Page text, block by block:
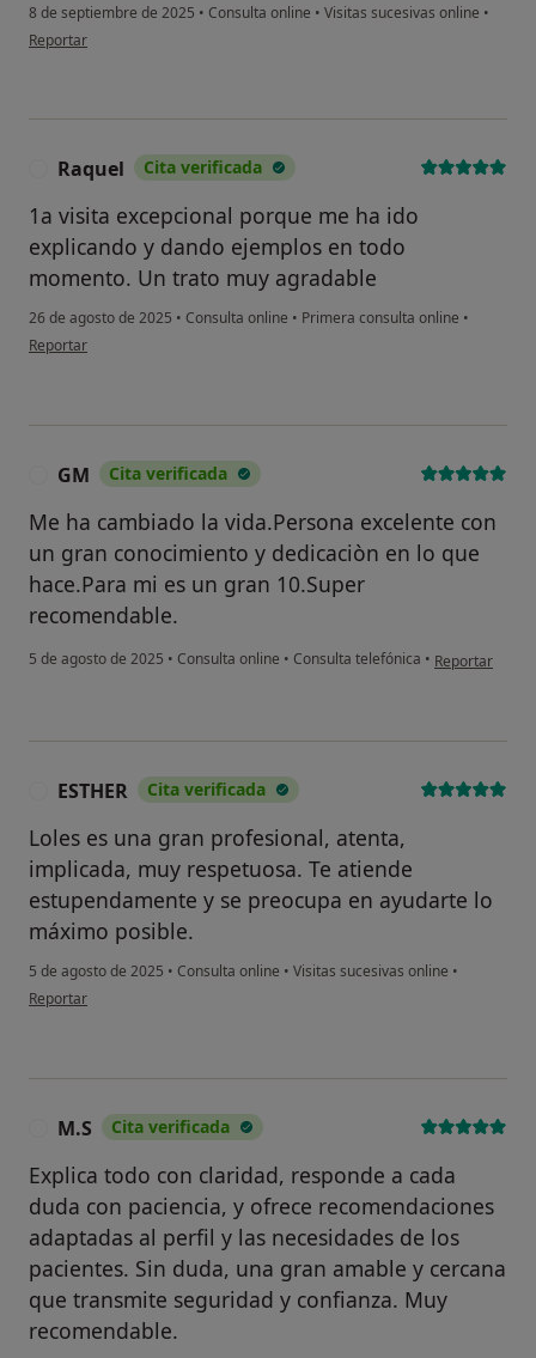
8 de septiembre de 2025 • Consulta online • Visitas sucesivas online •
en opinión del usuario MMH
Reportar
Raquel Cita verificada
1a visita excepcional porque me ha ido
explicando y dando ejemplos en todo
momento. Un trato muy agradable
26 de agosto de 2025 • Consulta online • Primera consulta online •
en opinión del usuario Raquel
Reportar
GM Cita verificada
Me ha cambiado la vida.Persona excelente con
un gran conocimiento y dedicaciòn en lo que
hace.Para mi es un gran 10.Super
recomendable.
5 de agosto de 2025 • Consulta online • Consulta telefónica • en opinión del
Reportar
ESTHER Cita verificada
Loles es una gran profesional, atenta,
implicada, muy respetuosa. Te atiende
estupendamente y se preocupa en ayudarte lo
máximo posible.
5 de agosto de 2025 • Consulta online • Visitas sucesivas online •
en opinión del usuario ESTHER
Reportar
M.S Cita verificada
Explica todo con claridad, responde a cada
duda con paciencia, y ofrece recomendaciones
adaptadas al perfil y las necesidades de los
pacientes. Sin duda, una gran amable y cercana
que transmite seguridad y confianza. Muy
recomendable.